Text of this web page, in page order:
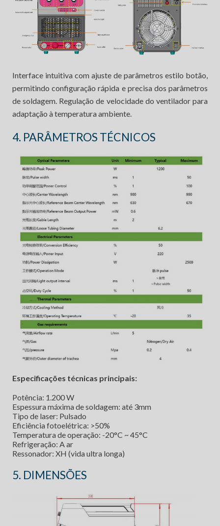
Interface intuitiva com ajuste de parâmetros estilo botão,
permitindo configuração rápida e precisa dos parâmetros
de soldagem. Regulação de velocidade do ventilador para
adaptação à temperatura ambiente.
4. PARÂMETROS TÉCNICOS
Especificações técnicas principais:
Potência: 1.200 W
Espessura máxima de soldagem: até 3mm
Tipo de laser: Pulsado
Eficiência fotoelétrica: >50%
Temperatura de operação: -20°C ~ 45°C
Refrigeração: A ar
Ressonador: XH (vida ultra longa)
5. DIMENSÕES